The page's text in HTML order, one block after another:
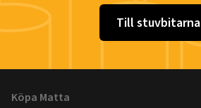
Till stuvbitarna
Köpa Matta